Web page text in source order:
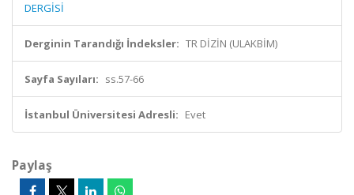
DERGİSİ
Derginin Tarandığı İndeksler: TR DİZİN (ULAKBİM)
Sayfa Sayıları: ss.57-66
İstanbul Üniversitesi Adresli: Evet
Paylaş